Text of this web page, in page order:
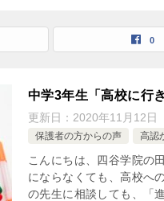
0
中学3年生「高校に行
更新日： 2020年11月12日
保護者の方からの声 高認
こんにちは、四谷学院の
にならなくても、高校へ
の先生に相談しても、「